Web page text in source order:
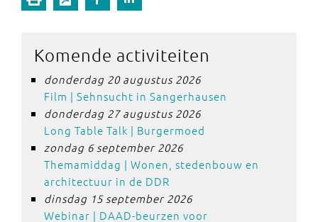
Komende activiteiten
donderdag 20 augustus 2026
Film | Sehnsucht in Sangerhausen
donderdag 27 augustus 2026
Long Table Talk | Burgermoed
zondag 6 september 2026
Themamiddag | Wonen, stedenbouw en
architectuur in de DDR
dinsdag 15 september 2026
Webinar | DAAD-beurzen voor